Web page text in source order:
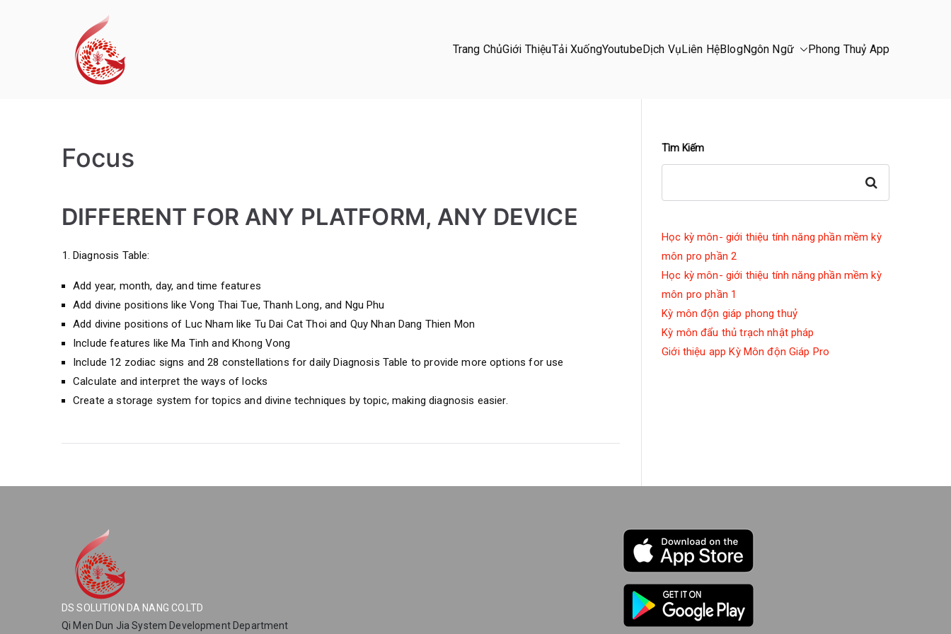
Trang ChủGiới ThiệuTải XuốngYoutubeDịch VụLiên HệBlogNgôn Ngữ Phong Thuỷ App
Focus
DIFFERENT FOR ANY PLATFORM, ANY DEVICE
Diagnosis Table:
Add year, month, day, and time features
Add divine positions like Vong Thai Tue, Thanh Long, and Ngu Phu
Add divine positions of Luc Nham like Tu Dai Cat Thoi and Quy Nhan Dang Thien Mon
Include features like Ma Tinh and Khong Vong
Include 12 zodiac signs and 28 constellations for daily Diagnosis Table to provide more options for use
Calculate and interpret the ways of locks
Create a storage system for topics and divine techniques by topic, making diagnosis easier.
Tìm Kiếm
Search
Học kỳ môn- giới thiệu tính năng phần mềm kỳ
môn pro phần 2
Học kỳ môn- giới thiệu tính năng phần mềm kỳ
môn pro phần 1
Kỳ môn độn giáp phong thuỷ
Kỳ môn đẩu thủ trạch nhật pháp
Giới thiệu app Kỳ Môn độn Giáp Pro
DS SOLUTION DA NANG CO.LTD
Qi Men Dun Jia System Development Department